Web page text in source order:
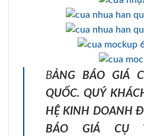
BẢNG BÁO GIÁ
QUỐC. QUÝ
HỆ KINH DOANH
BÁO GIÁ CỤ